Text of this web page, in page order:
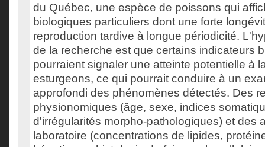
du Québec, une espèce de poissons qui
biologiques particuliers dont une forte
reproduction tardive à longue périodicité.
de la recherche est que certains indicateurs
pourraient signaler une atteinte potentielle à
esturgeons, ce qui pourrait conduire à un
approfondi des phénomènes détectés. Des
physionomiques (âge, sexe, indices
d'irrégularités morpho-pathologiques) et des
laboratoire (concentrations de lipides,